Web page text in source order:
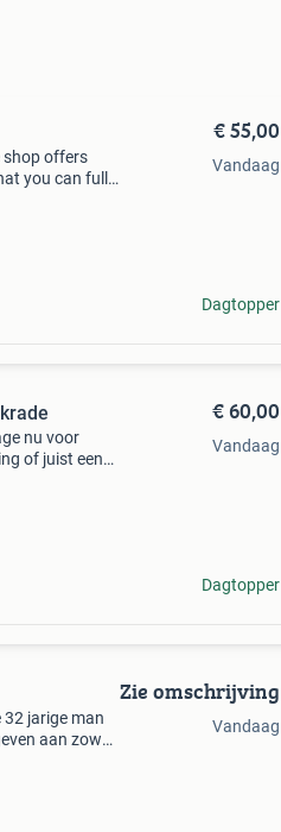
shop offers
you can fully
€ 55,00
Vandaag
Dagtopper
nu voor
of juist een
€ 60,00
Vandaag
Dagtopper
32 jarige man
aan zowel
Zie omschrijving
Vandaag